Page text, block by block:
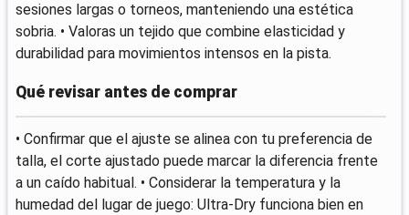
sesiones largas o torneos, manteniendo una estética
sobria. • Valoras un tejido que combine elasticidad y
durabilidad para movimientos intensos en la pista.
Qué revisar antes de comprar
• Confirmar que el ajuste se alinea con tu preferencia de
talla, el corte ajustado puede marcar la diferencia frente
a un caído habitual. • Considerar la temperatura y la
humedad del lugar de juego: Ultra-Dry funciona bien en